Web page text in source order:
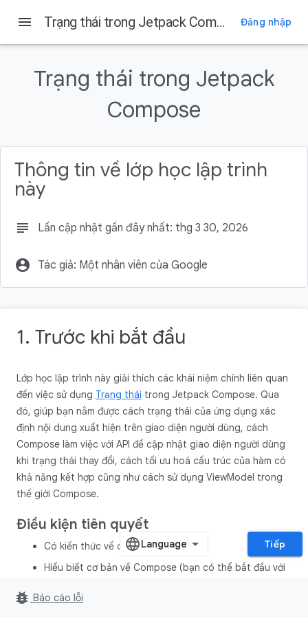
Điều kiện tiên quyết
Kiến thức bạn sẽ học được
Sản phẩm bạn sẽ tạo ra
menu Trạng thái trong Jetpack Compose Đăng nhập
Trạng thái trong Jetpack
Compose
Thông tin về lớp học lập trình
này
subject Lần cập nhật gần đây nhất: thg 3 30, 2026
account_circle Tác giả: Một nhân viên của Google
1. Trước khi bắt đầu
Lớp học lập trình này giải thích các khái niệm chính liên quan
đến việc sử dụng Trạng thái trong Jetpack Compose. Qua
đó, giúp bạn nắm được cách trạng thái của ứng dụng xác
định nội dung xuất hiện trên giao diện người dùng, cách
Compose làm việc với API để cập nhật giao diện người dùng
khi trạng thái thay đổi, cách tối ưu hoá cấu trúc của hàm có
khả năng kết hợp cũng như cách sử dụng ViewModel trong
thế giới Compose.
Điều kiện tiên quyết
Có kiến thức về cú pháp Kotlin.
Hiểu biết cơ bản về Compose (bạn có thể bắt đầu với
Hiểu biết cơ bản về
Tiếp
bug_report Báo cáo lỗi